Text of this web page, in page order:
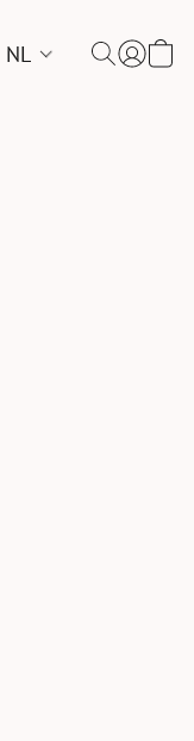
NL